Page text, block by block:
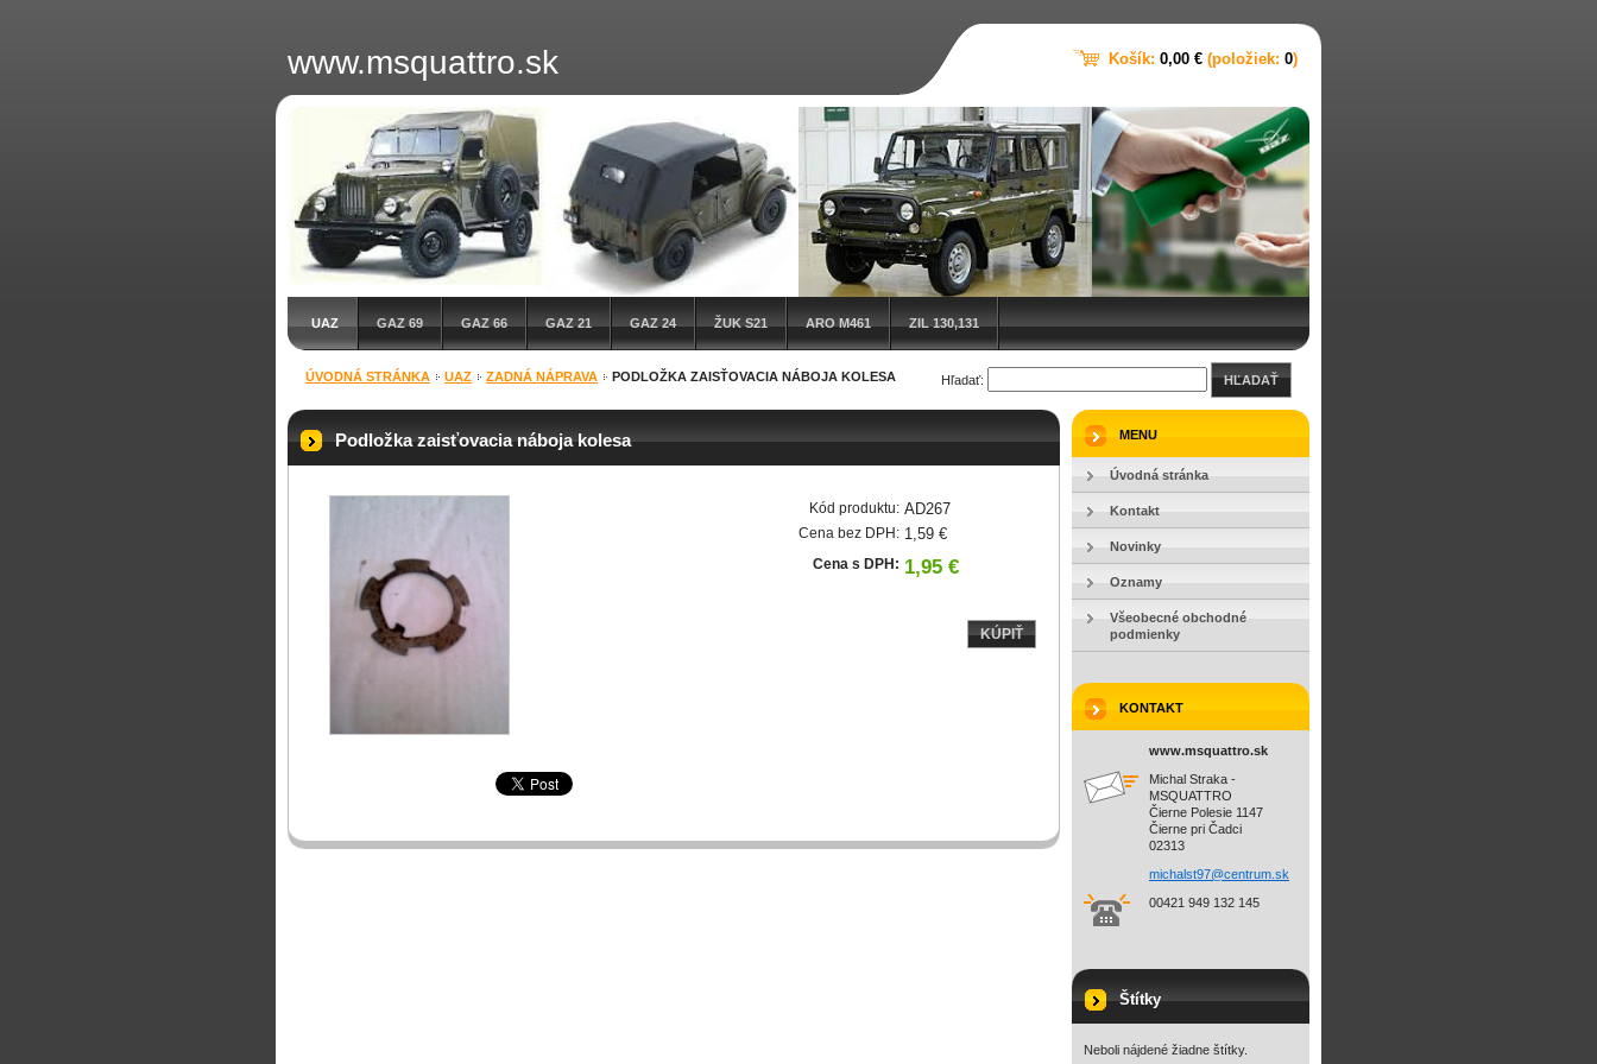
www.msquattro.sk
UAZ GAZ 69 GAZ 66 GAZ 21 GAZ 24 ŽUK S21 ARO M461 ZIL 130,131
ÚVODNÁ STRÁNKA UAZ ZADNÁ NÁPRAVA PODLOŽKA ZAISŤOVACIA NÁBOJA KOLESA Hľadať: HĽADAŤ
Podložka zaisťovacia náboja kolesa
Kód produktu: AD267
Cena bez DPH: 1,59 €
Cena s DPH: 1,95 €
KÚPIŤ
MENU
Úvodná stránka
Kontakt
Novinky
Oznamy
Všeobecné obchodné
podmienky
KONTAKT
www.msquattro.sk
Michal Straka -
MSQUATTRO
Čierne Polesie 1147
Čierne pri Čadci
02313
michalst97@centrum.sk
00421 949 132 145
Štítky
Neboli nájdené žiadne štítky.
Košík: 0,00 € (položiek: 0)